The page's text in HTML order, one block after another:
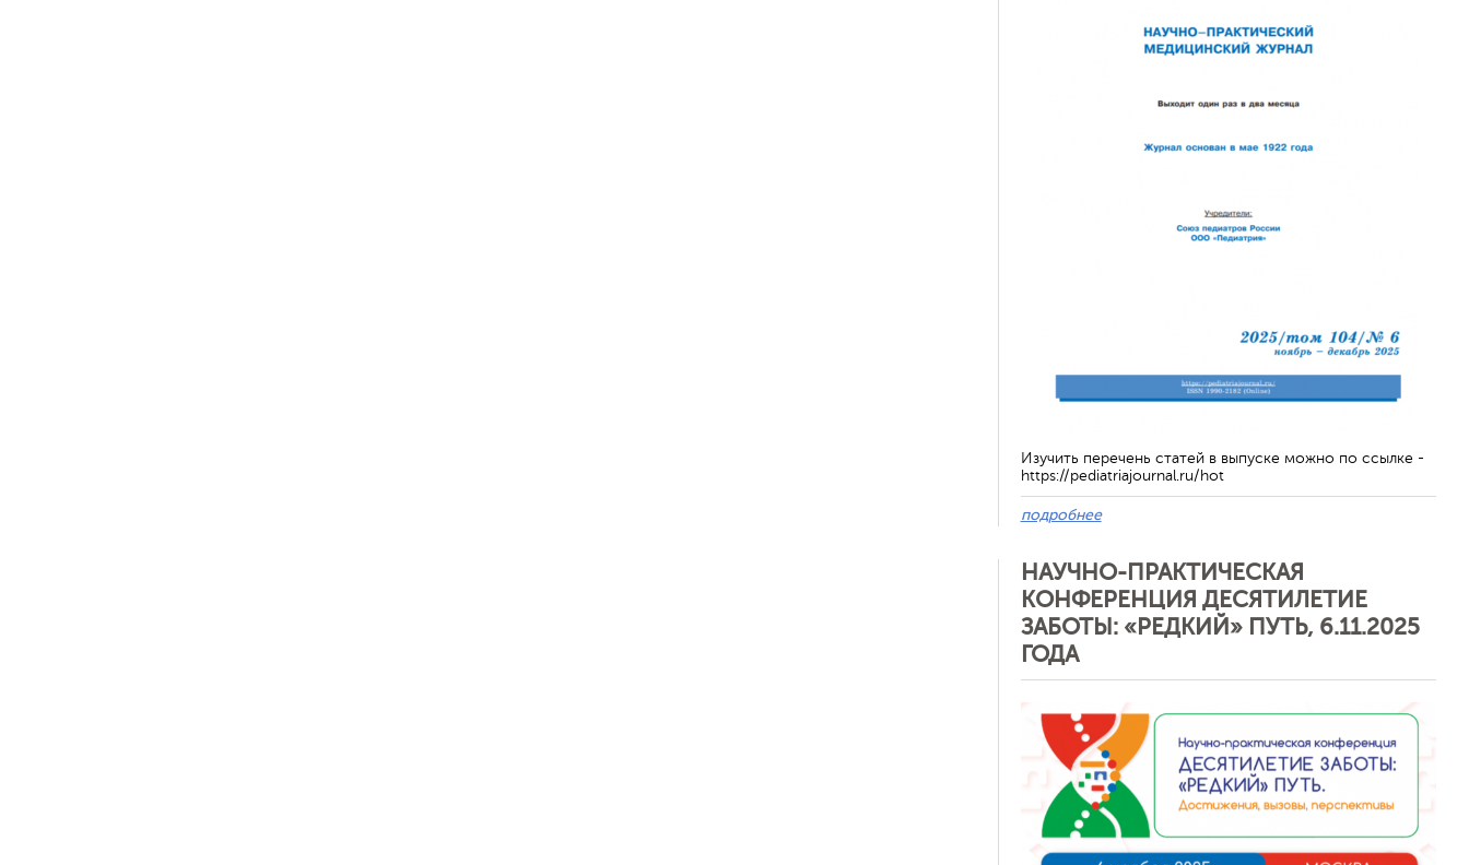
Изучить перечень статей в выпуске можно по ссылке -
https://pediatriajournal.ru/hot
подробнее
НАУЧНО-ПРАКТИЧЕСКАЯ
КОНФЕРЕНЦИЯ ДЕСЯТИЛЕТИЕ
ЗАБОТЫ: «РЕДКИЙ» ПУТЬ, 6.11.2025
ГОДА
Обратная связь